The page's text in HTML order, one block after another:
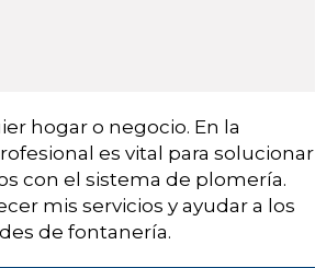
hogar o negocio. En la
es vital para solucionar
con el sistema de plomería.
mis servicios y ayudar a los
de fontanería.